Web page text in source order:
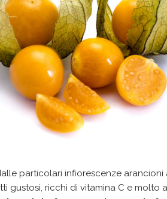
particolari infiorescenze arancioni
gustosi, ricchi di vitamina C e molto